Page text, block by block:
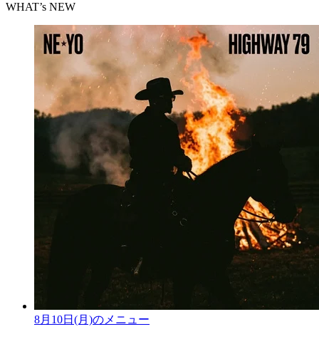
WHAT’s NEW
8月10日(月)のメニュー